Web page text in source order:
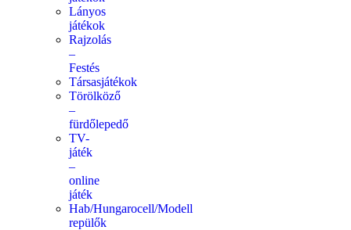
Lányos
játékok
Rajzolás
–
Festés
Társasjátékok
Törölköző
–
fürdőlepedő
TV-
játék
–
online
játék
Hab/Hungarocell/Modell
repülők